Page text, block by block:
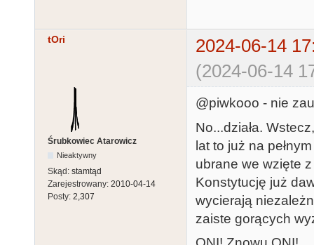
tOri
2024-06-14
(2024-06-14
Śrubkowiec Atarowicz
Nieaktywny
Skąd: stamtąd
Zarejestrowany: 2010-04-14
Posty: 2,307
@piwkooo - nie
No...działa.
lat to już na
ubrane we wzięte
Konstytucję już
wycierają
zaiste gorących